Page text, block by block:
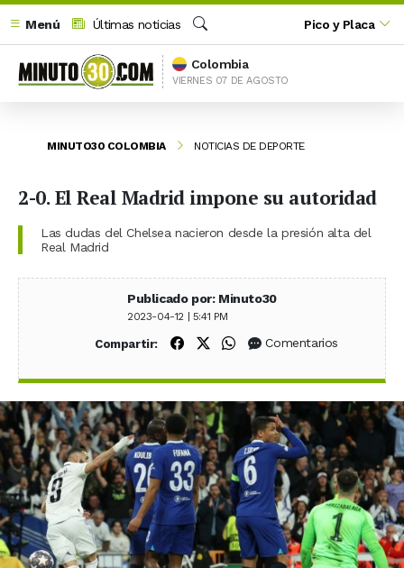
Menú
Últimas noticias
Buscar
Pico y Placa
Colombia
VIERNES 07 DE AGOSTO
MINUTO30 COLOMBIA NOTICIAS DE DEPORTE
2-0. El Real Madrid impone su autoridad
Las dudas del Chelsea nacieron desde la presión alta del
Real Madrid
Publicado por: Minuto30
2023-04-12 | 5:41 PM
Compartir: Compartir en Facebook
Compartir en X (Twitter)
Compartir en WhatsApp
Comentarios